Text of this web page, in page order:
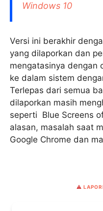
Windows 10
Versi ini berakhir
yang dilaporkan dan
mengatasinya dengan
ke dalam sistem
Terlepas dari semua
dilaporkan masih
seperti Blue Screens
alasan, masalah saat
Google Chrome dan
⚠️